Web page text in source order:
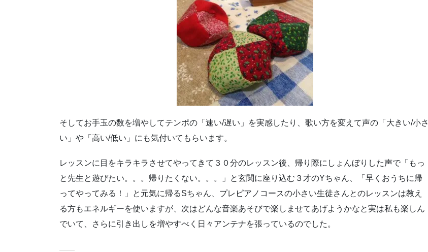
そしてお手玉の数を増やしてテンポの「速い/遅い」を実感したり、歌い方を変えて声の「大きい/小さ
い」や「高い/低い」にも気付いてもらいます。
レッスンに目をキラキラさせてやってきて３０分のレッスン後、帰り際にしょんぼりした声で「もっ
と先生と遊びたい。。。帰りたくない。。。」と玄関に座り込む３才のYちゃん、「早くおうちに帰
ってやってみる！」と元気に帰るSちゃん、プレピアノコースの小さい生徒さんとのレッスンは教え
る方もエネルギーを使いますが、次はどんな音楽あそびで楽しませてあげようかなと実は私も楽しん
でいて、さらに引き出しを増やすべく日々アンテナを張っているのでした。